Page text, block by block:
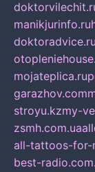
manikjurinfo.ru
doktoradvice.ru
mojateplica.ru
garazhov.com
stroyu.kzmy-
zsmh.com.ua
all-tattoos-for-
best-